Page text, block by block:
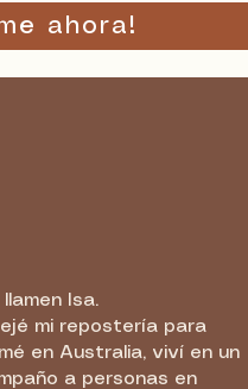
ahora!
Isa.
mi repostería para
en Australia, viví en un
a personas en